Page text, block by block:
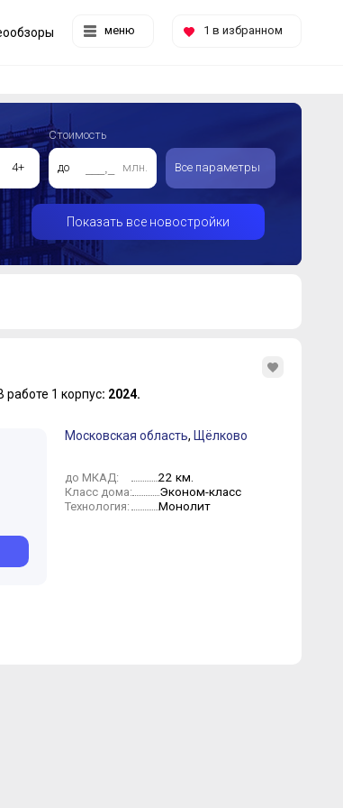
меню 1 в избранном
4+
Стоимость
до млн. Все параметры
Показать все новостройки
Февраль
работе 1 корпус: 2024.
Московская область, Щёлково
до МКАД: 22 км.
Класс дома: Эконом-класс
Технология: Монолит